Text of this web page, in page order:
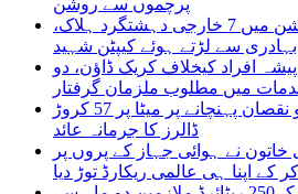
پرچموں سے روشن
ہنگو میں فورسز کے آپریشن میں 7 خارجی دہشتگرد ہلاک،
بہادری سے لڑتے ہوئے کیپٹن شہید
افراد کیخلاف کریک ڈاؤن، دو
میں مطلوب ملزمان گرفتار
بچوں کی ذہنی صحت کو نقصان پہنچانے پر میٹا پر 57 کروڑ
ڈالرز کا جرمانہ عائد
خاتون نے ہوائی جہاز کے پروں پر
کے اپنا ہی عالمی ریکارڈ توڑ دیا